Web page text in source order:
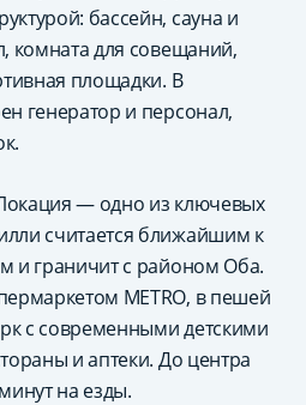
бассейн, сауна и
комната для совещаний,
площадки. В
генератор и персонал,
— одно из ключевых
считается ближайшим к
и граничит с районом Оба.
METRO, в пешей
с современными детскими
и аптеки. До центра
на езды.